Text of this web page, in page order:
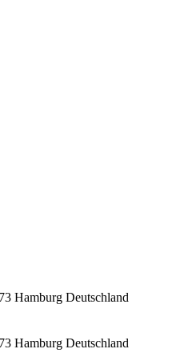
Hamburg Deutschland
Hamburg Deutschland